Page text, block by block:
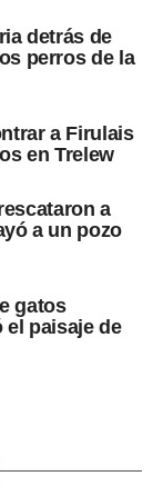
detrás de
perros de la
a Firulais
en Trelew
a
a un pozo
gatos
paisaje de